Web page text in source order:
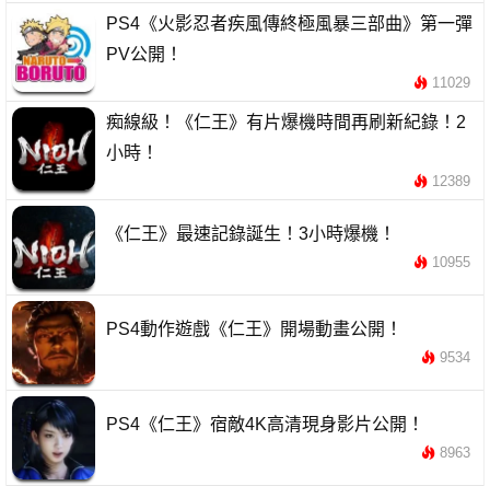
PS4《火影忍者疾風傳終極風暴三部曲》第一彈
PV公開！
11029
痴線級！《仁王》有片爆機時間再刷新紀錄！2
小時！
12389
《仁王》最速記錄誕生！3小時爆機！
10955
PS4動作遊戲《仁王》開場動畫公開！
9534
PS4《仁王》宿敵4K高清現身影片公開！
8963